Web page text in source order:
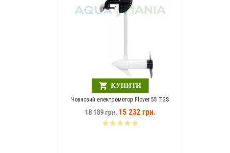
КУПИТИ
Човновий електромотор Flover 55 TGS
18 189 грн. 15 232 грн.